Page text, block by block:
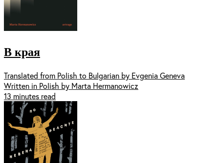
В края
Translated from Polish to Bulgarian by Evgenia Geneva
Written in Polish by Marta Hermanowicz
13 minutes read